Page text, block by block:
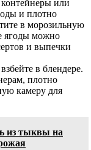
контейнеры или
и плотно
в морозильную
ягоды можно
и выпечки
в блендере.
плотно
камеру для
из тыквы на